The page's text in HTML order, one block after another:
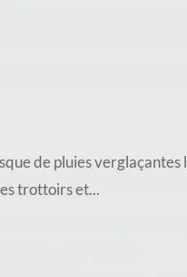
de pluies
trottoirs et...